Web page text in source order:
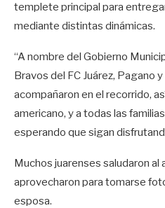
templete principal para
mediante distintas dinámicas.
“A nombre del Gobierno
Bravos del FC Juárez, Pagano
acompañaron en el recorrido,
americano, y a todas las
esperando que sigan
Muchos juarenses saludaron al
aprovecharon para tomarse
esposa.